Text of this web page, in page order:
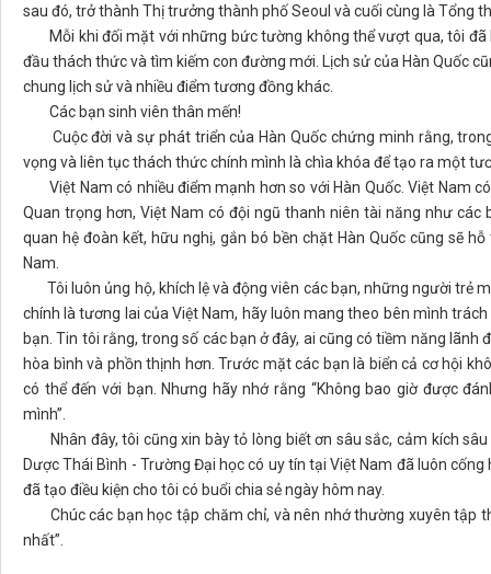
sau đó, trở thành Thị trưởng thành phố Seoul và cuối cùng là Tổng
Mỗi khi đối mặt với những bức tường không thể vượt qua, tôi đã
đầu thách thức và tìm kiếm con đường mới. Lịch sử của Hàn Quốc
chung lịch sử và nhiều điểm tương đồng khác.
Các bạn sinh viên thân mến!
Cuộc đời và sự phát triển của Hàn Quốc chứng minh rằng,
vọng và liên tục thách thức chính mình là chìa khóa để tạo ra một
Việt Nam có nhiều điểm mạnh hơn so với Hàn Quốc. Việt Nam
Quan trọng hơn, Việt Nam có đội ngũ thanh niên tài năng như
quan hệ đoàn kết, hữu nghị, gắn bó bền chặt Hàn Quốc cũng sẽ
Nam.
Tôi luôn ủng hộ, khích lệ và động viên các bạn, những người trẻ
chính là tương lai của Việt Nam, hãy luôn mang theo bên mình
bạn. Tin tôi rằng, trong số các bạn ở đây, ai cũng có tiềm năng
hòa bình và phồn thịnh hơn. Trước mặt các bạn là biển cả cơ hội
có thể đến với bạn. Nhưng hãy nhớ rằng “Không bao giờ được
mình”.
Nhân đây, tôi cũng xin bày tỏ lòng biết ơn sâu sắc, cảm kích sâu
Dược Thái Bình - Trường Đại học có uy tín tại Việt Nam đã luôn
đã tạo điều kiện cho tôi có buổi chia sẻ ngày hôm nay.
Chúc các bạn học tập chăm chỉ, và nên nhớ thường xuyên tập
nhất”.